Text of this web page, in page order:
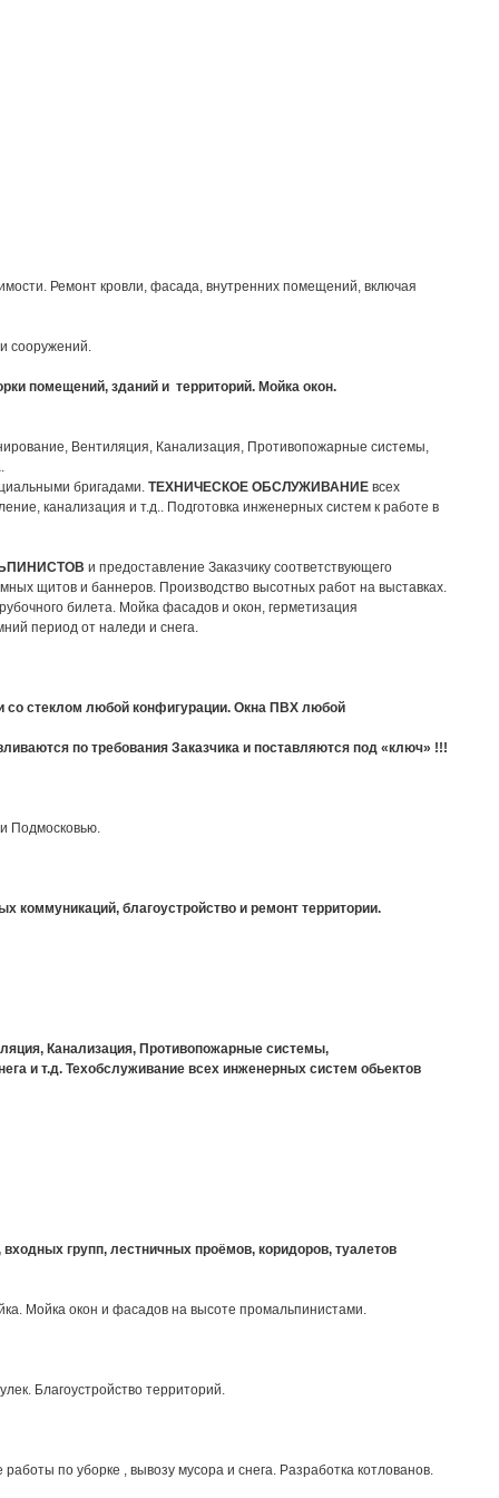
Ремонт кровли, фасада, внутренних помещений, включая
сооружений.
помещений, зданий и территорий. Мойка окон.
Вентиляция, Канализация, Противопожарные системы,
бригадами. ТЕХНИЧЕСКОЕ ОБСЛУЖИВАНИЕ всех
канализация и т.д.. Подготовка инженерных систем к работе в
и предоставление Заказчику соответствующего
щитов и баннеров. Производство высотных работ на выставках.
билета. Мойка фасадов и окон, герметизация
период от наледи и снега.
со стеклом любой конфигурации. Окна ПВХ любой
по требования Заказчика и поставляются под «ключ» !!!
Подмосковью.
коммуникаций, благоустройство и ремонт территории.
Канализация, Противопожарные системы,
и т.д. Техобслуживание всех инженерных систем обьектов
групп, лестничных проёмов, коридоров, туалетов
Мойка окон и фасадов на высоте промальпинистами.
Благоустройство территорий.
по уборке , вывозу мусора и снега. Разработка котлованов.